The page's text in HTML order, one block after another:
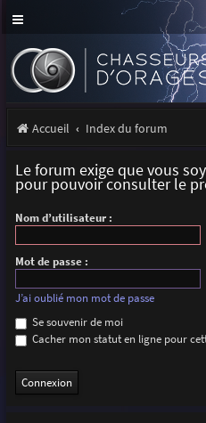
Accueil Index du forum
Le forum exige que vous
pour pouvoir consulter le
Nom d’utilisateur :
Mot de passe :
J’ai oublié mon mot de passe
Se souvenir de moi
Cacher mon statut en ligne pour